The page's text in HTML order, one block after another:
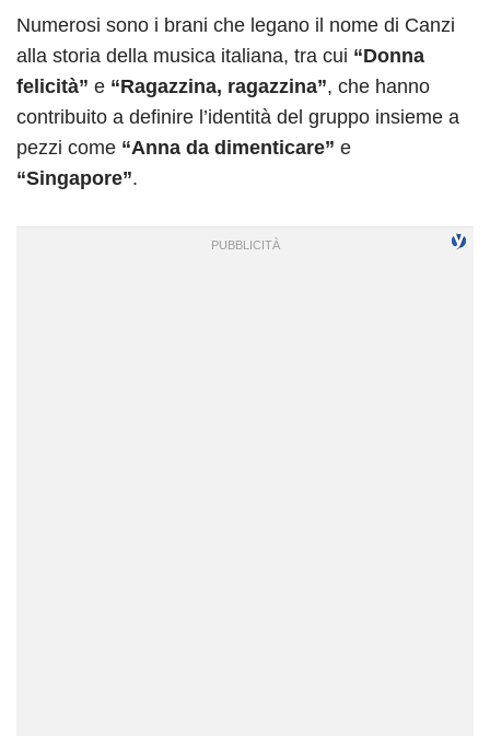
Numerosi sono i brani che legano il nome di Canzi
alla storia della musica italiana, tra cui “Donna
felicità” e “Ragazzina, ragazzina”, che hanno
contribuito a definire l’identità del gruppo insieme a
pezzi come “Anna da dimenticare” e
“Singapore”.